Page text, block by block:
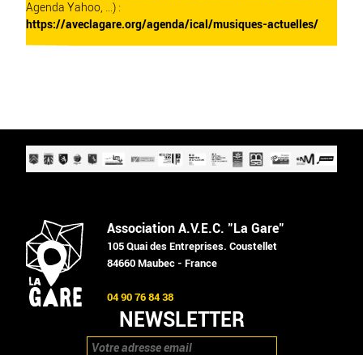
Agenda Yahoo, ...) :
https://aveclagare.org/agenda/ical/musiques-actuelles/
Association A.V.E.C. "La Gare"
105 Quai des Entreprises. Coustellet
84660 Maubec - France
04 90 76 84 38
NEWSLETTER